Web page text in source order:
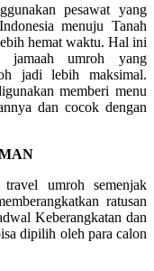
pesawat yang
menuju Tanah
hemat waktu. Hal ini
jamaah umroh yang
jadi lebih maksimal.
memberi menu
dan cocok dengan
travel umroh semenjak
ratusan
Keberangkatan dan
dipilih oleh para calon